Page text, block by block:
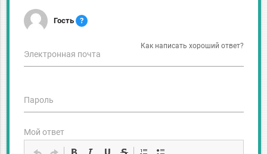
Гость ?
Как написать хороший ответ?
Электронная почта
Пароль
Мой ответ